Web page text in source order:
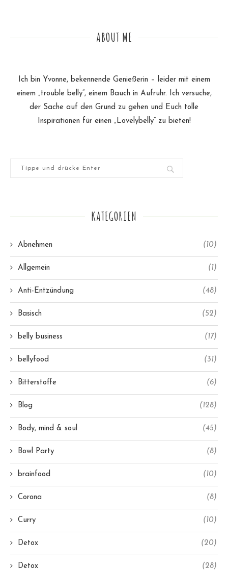
ABOUT ME
Ich bin Yvonne, bekennende Genießerin – leider mit einem
einem „trouble belly“, einem Bauch in Aufruhr. Ich versuche,
der Sache auf den Grund zu gehen und Euch tolle
Inspirationen für einen „Lovelybelly“ zu bieten!
KATEGORIEN
Abnehmen (10)
Allgemein (1)
Anti-Entzündung (48)
Basisch (52)
belly business (17)
bellyfood (31)
Bitterstoffe (6)
Blog (128)
Body, mind & soul (45)
Bowl Party (8)
brainfood (10)
Corona (8)
Curry (10)
Detox (20)
Detox (28)